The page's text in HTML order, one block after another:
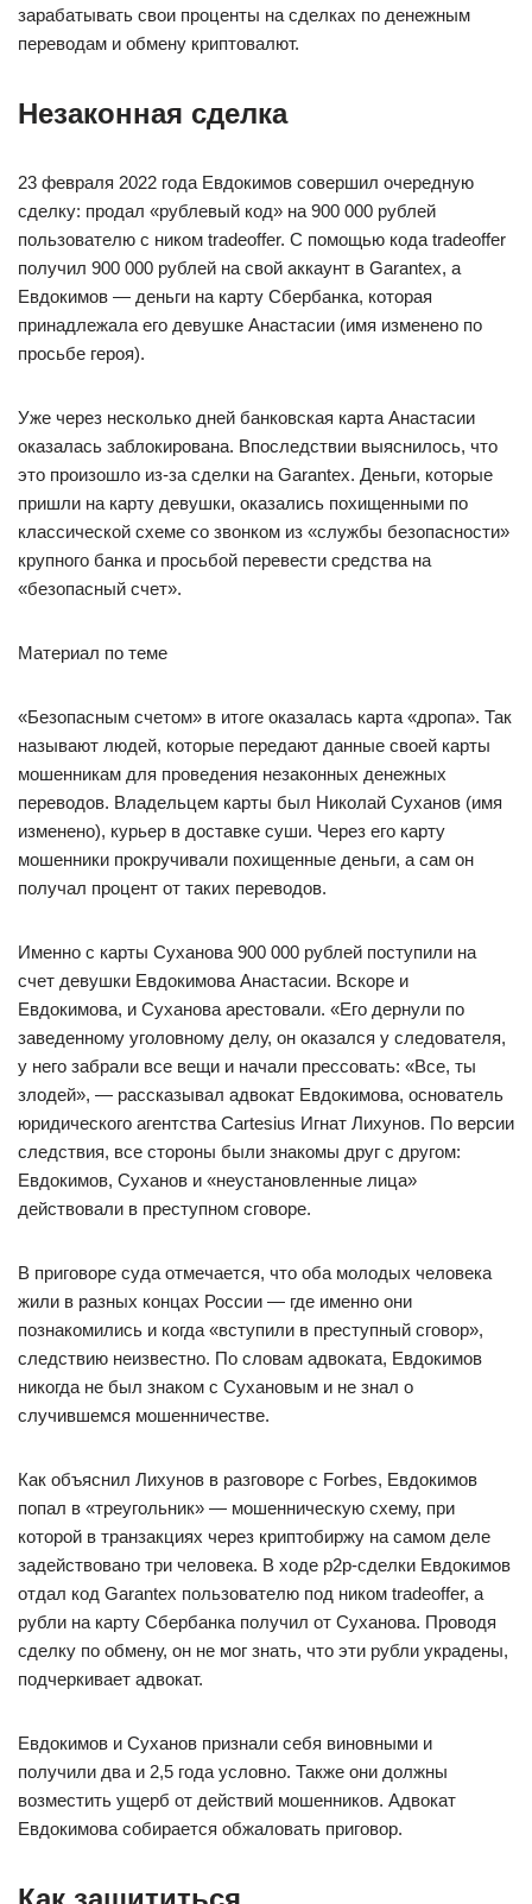
зарабатывать свои проценты на сделках по денежным
переводам и обмену криптовалют.
Незаконная сделка
23 февраля 2022 года Евдокимов совершил очередную
сделку: продал «рублевый код» на 900 000 рублей
пользователю с ником tradeoffer. С помощью кода tradeoffer
получил 900 000 рублей на свой аккаунт в Garantex, а
Евдокимов — деньги на карту Сбербанка, которая
принадлежала его девушке Анастасии (имя изменено по
просьбе героя).
Уже через несколько дней банковская карта Анастасии
оказалась заблокирована. Впоследствии выяснилось, что
это произошло из-за сделки на Garаntex. Деньги, которые
пришли на карту девушки, оказались похищенными по
классической схеме со звонком из «службы безопасности»
крупного банка и просьбой перевести средства на
«безопасный счет».
Материал по теме
«Безопасным счетом» в итоге оказалась карта «дропа». Так
называют людей, которые передают данные своей карты
мошенникам для проведения незаконных денежных
переводов. Владельцем карты был Николай Суханов (имя
изменено), курьер в доставке суши. Через его карту
мошенники прокручивали похищенные деньги, а сам он
получал процент от таких переводов.
Именно с карты Суханова 900 000 рублей поступили на
счет девушки Евдокимова Анастасии. Вскоре и
Евдокимова, и Суханова арестовали. «Его дернули по
заведенному уголовному делу, он оказался у следователя,
у него забрали все вещи и начали прессовать: «Все, ты
злодей», — рассказывал адвокат Евдокимова, основатель
юридического агентства Cartesius Игнат Лихунов. По версии
следствия, все стороны были знакомы друг с другом:
Евдокимов, Суханов и «неустановленные лица»
действовали в преступном сговоре.
В приговоре суда отмечается, что оба молодых человека
жили в разных концах России — где именно они
познакомились и когда «вступили в преступный сговор»,
следствию неизвестно. По словам адвоката, Евдокимов
никогда не был знаком с Сухановым и не знал о
случившемся мошенничестве.
Как объяснил Лихунов в разговоре с Forbes, Евдокимов
попал в «треугольник» — мошенническую схему, при
которой в транзакциях через криптобиржу на самом деле
задействовано три человека. В ходе p2p-сделки Евдокимов
отдал код Garantex пользователю под ником tradeoffer, а
рубли на карту Сбербанка получил от Суханова. Проводя
сделку по обмену, он не мог знать, что эти рубли украдены,
подчеркивает адвокат.
Евдокимов и Суханов признали себя виновными и
получили два и 2,5 года условно. Также они должны
возместить ущерб от действий мошенников. Адвокат
Евдокимова собирается обжаловать приговор.